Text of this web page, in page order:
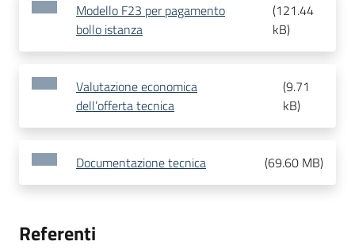
Modello F23 per pagamento
bollo istanza
(121.44
kB)
Valutazione economica
dell’offerta tecnica
(9.71
kB)
Documentazione tecnica (69.60 MB)
Referenti